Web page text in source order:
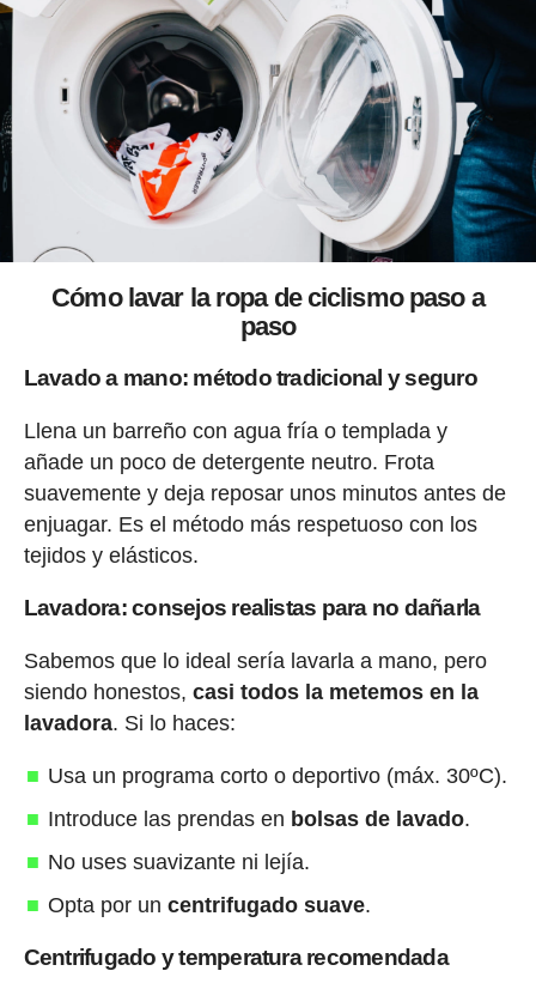
Cómo lavar la ropa de ciclismo paso a
paso
Lavado a mano: método tradicional y seguro
Llena un barreño con agua fría o templada y
añade un poco de detergente neutro. Frota
suavemente y deja reposar unos minutos antes de
enjuagar. Es el método más respetuoso con los
tejidos y elásticos.
Lavadora: consejos realistas para no dañarla
Sabemos que lo ideal sería lavarla a mano, pero
siendo honestos, casi todos la metemos en la
lavadora. Si lo haces:
Usa un programa corto o deportivo (máx. 30ºC).
Introduce las prendas en bolsas de lavado.
No uses suavizante ni lejía.
Opta por un centrifugado suave.
Centrifugado y temperatura recomendada